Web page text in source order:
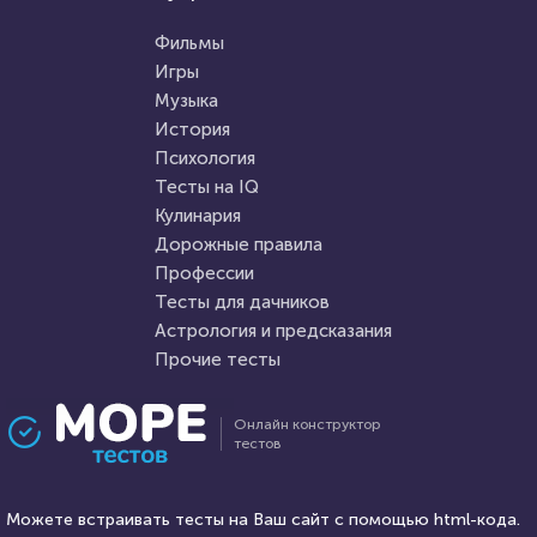
только по одному фото?
Пройти тест
18 февраля 2021 160818
Психология
оно будет?"
Эпоха Северного и Южного
Проходили 8550 раз
Тест: Баскетбол
Онлайн конструктор
тестов
Можете встраивать тесты на Ваш сайт с помощью html-кода.
Фильмы
Игры
Музыка
История
Психология
Тесты на IQ
Кулинария
Дорожные правила
Профессии
Тесты для дачников
Астрология и предсказания
Прочие тесты